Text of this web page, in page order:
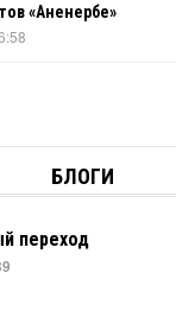
«Аненербе»
БЛОГИ
переход